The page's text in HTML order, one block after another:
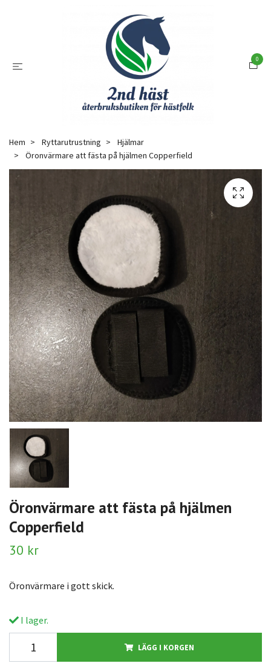
0
Hem Ryttarutrustning
Hjälmar
Öronvärmare att fästa på hjälmen Copperfield
Öronvärmare att fästa på hjälmen
Copperfield
30 kr
Öronvärmare i gott skick.
I lager.
LÄGG I KORGEN